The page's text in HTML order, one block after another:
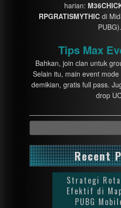
harian:
RPGRATISMYTHIC di
PUBG).
Tips Max
Bahkan, join clan untuk
Selain itu, main event
demikian, gratis full pass.
drop
Recent
Strategi
Efektif di
PUBG